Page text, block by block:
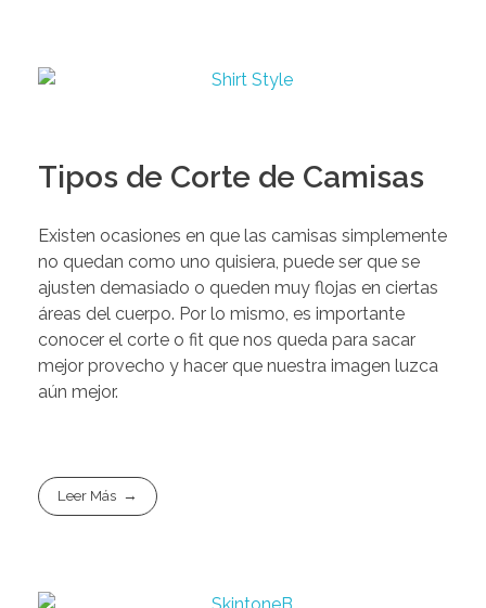
Tipos de Corte de Camisas
Existen ocasiones en que las camisas simplemente
no quedan como uno quisiera, puede ser que se
ajusten demasiado o queden muy flojas en ciertas
áreas del cuerpo. Por lo mismo, es importante
conocer el corte o fit que nos queda para sacar
mejor provecho y hacer que nuestra imagen luzca
aún mejor.
Leer Más